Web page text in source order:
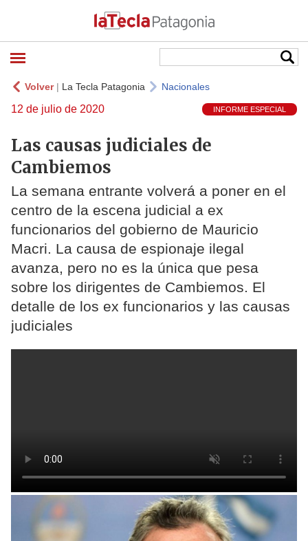
Volver| La Tecla Patagonia Nacionales
12 de julio de 2020 INFORME ESPECIAL
Las causas judiciales de
Cambiemos
La semana entrante volverá a poner en el
centro de la escena judicial a ex
funcionarios del gobierno de Mauricio
Macri. La causa de espionaje ilegal
avanza, pero no es la única que pesa
sobre los dirigentes de Cambiemos. El
detalle de los ex funcionarios y las causas
judiciales